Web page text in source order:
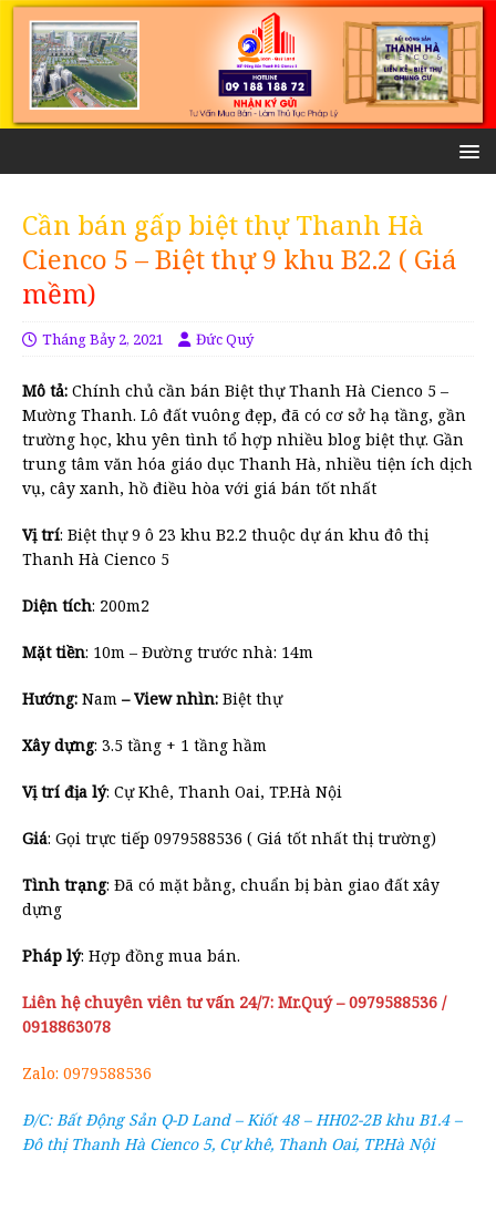
Cần bán gấp biệt thự Thanh Hà
Cienco 5 – Biệt thự 9 khu B2.2 ( Giá
mềm)
Tháng Bảy 2, 2021 Đức Quý
Mô tả: Chính chủ cần bán Biệt thự Thanh Hà Cienco 5 –
Mường Thanh. Lô đất vuông đẹp, đã có cơ sở hạ tầng, gần
trường học, khu yên tình tổ hợp nhiều blog biệt thự. Gần
trung tâm văn hóa giáo dục Thanh Hà, nhiều tiện ích dịch
vụ, cây xanh, hồ điều hòa với giá bán tốt nhất
Vị trí: Biệt thự 9 ô 23 khu B2.2 thuộc dự án khu đô thị
Thanh Hà Cienco 5
Diện tích: 200m2
Mặt tiền: 10m – Đường trước nhà: 14m
Hướng: Nam – View nhìn: Biệt thự
Xây dựng: 3.5 tầng + 1 tầng hầm
Vị trí địa lý: Cự Khê, Thanh Oai, TP.Hà Nội
Giá: Gọi trực tiếp 0979588536 ( Giá tốt nhất thị trường)
Tình trạng: Đã có mặt bằng, chuẩn bị bàn giao đất xây
dựng
Pháp lý: Hợp đồng mua bán.
Liên hệ chuyên viên tư vấn 24/7: Mr.Quý – 0979588536 /
0918863078
Zalo: 0979588536
Đ/C: Bất Động Sản Q-D Land – Kiốt 48 – HH02-2B khu B1.4 –
Đô thị Thanh Hà Cienco 5, Cự khê, Thanh Oai, TP.Hà Nội